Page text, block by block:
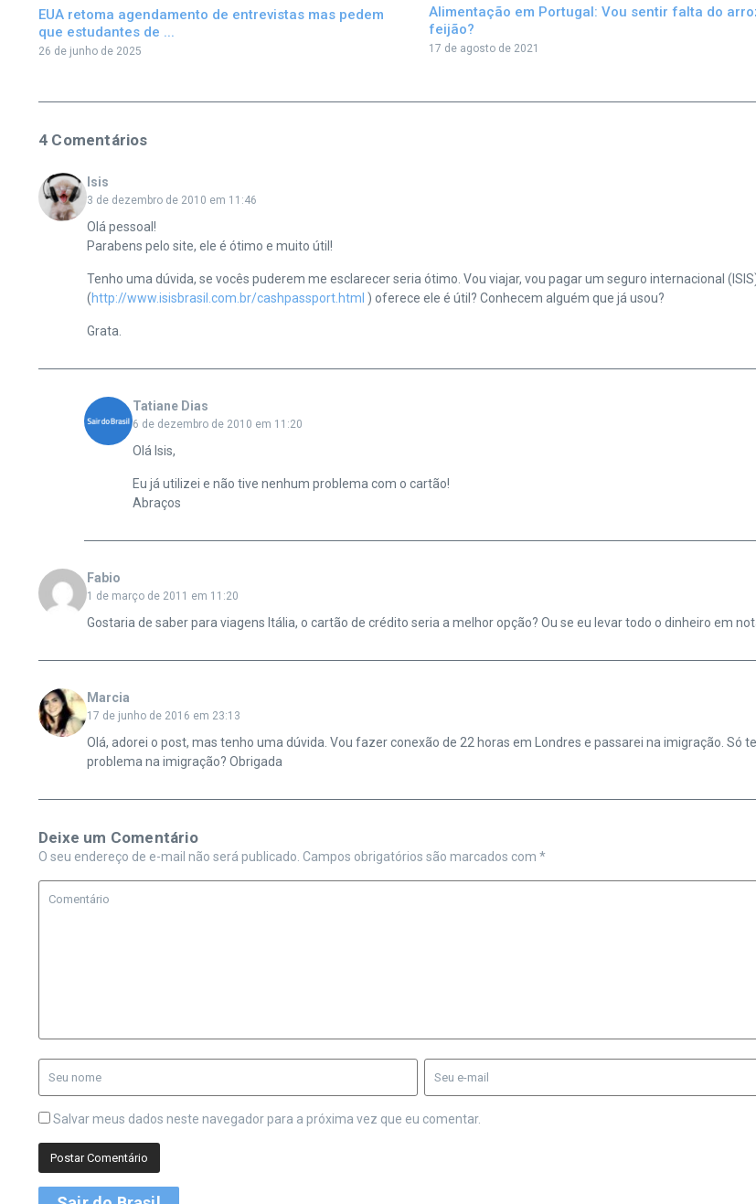
EUA retoma agendamento de entrevistas mas pedem
que estudantes de ...
26 de junho de 2025
Alimentação em Portugal: Vou sentir falta do
feijão?
17 de agosto de 2021
4 Comentários
Isis
3 de dezembro de 2010 em 11:46
Olá pessoal!
Parabens pelo site, ele é ótimo e muito útil!
Tenho uma dúvida, se vocês puderem me esclarecer seria ótimo. Vou viajar, vou pagar um seguro internacional
(http://www.isisbrasil.com.br/cashpassport.html ) oferece ele é útil? Conhecem alguém que já usou?
Grata.
Tatiane Dias
6 de dezembro de 2010 em 11:20
Olá Isis,
Eu já utilizei e não tive nenhum problema com o cartão!
Abraços
Fabio
1 de março de 2011 em 11:20
Gostaria de saber para viagens Itália, o cartão de crédito seria a melhor opção? Ou se eu levar todo o dinheiro em
Marcia
17 de junho de 2016 em 23:13
Olá, adorei o post, mas tenho uma dúvida. Vou fazer conexão de 22 horas em Londres e passarei na imigração.
problema na imigração? Obrigada
Deixe um Comentário
O seu endereço de e-mail não será publicado. Campos obrigatórios são marcados com *
Salvar meus dados neste navegador para a próxima vez que eu comentar.